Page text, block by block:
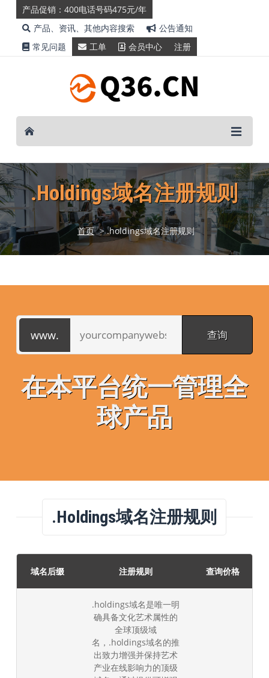
产品促销：400电话号码475元/年
产品、资讯、其他内容搜索
公告通知
常见问题
工单 会员中心 注册
.holdings域名注册规则
首页 > .holdings域名注册规则
在本平台统一管理全
球产品
.holdings域名注册规则
域名后缀 注册规则 查询价格
.holdings域名是唯一明
确具备文化艺术属性的
全球顶级域
名，.holdings域名的推
出致力增强并保持艺术
产业在线影响力的顶级